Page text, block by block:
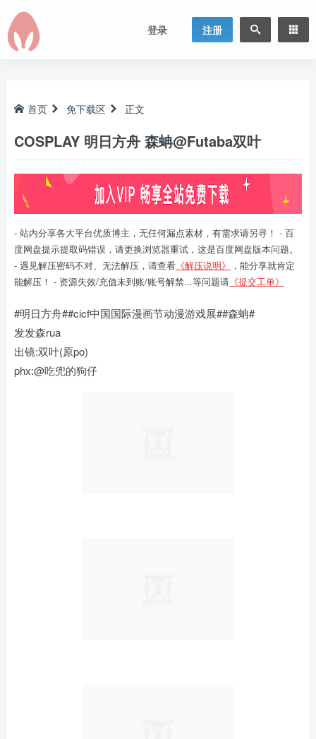
登录 注册
首页 免下载区 正文
COSPLAY 明日方舟 森蚺@Futaba双叶
- 站内分享各大平台优质博主，无任何漏点素材，有需求请另寻！ - 百
度网盘提示提取码错误，请更换浏览器重试，这是百度网盘版本问题。
- 遇见解压密码不对、无法解压，请查看 《解压说明》
，能分享就肯定
能解压！ - 资源失效/充值未到账/账号解禁...等问题请 《提交工单》
#明日方舟##cicf中国国际漫画节动漫游戏展##森蚺#
发发森rua
出镜:双叶(原po)
phx:@吃兜的狗仔